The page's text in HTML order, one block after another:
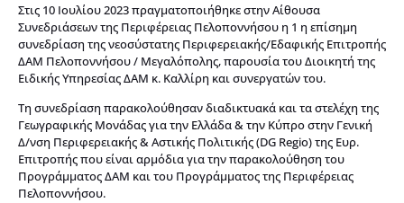
Στις 10 Ιουλίου 2023 πραγματοποιήθηκε στην Αίθουσα
Συνεδριάσεων της Περιφέρειας Πελοποννήσου η 1 η επίσημη
συνεδρίαση της νεοσύστατης Περιφερειακής/Εδαφικής Επιτροπής
ΔΑΜ Πελοποννήσου / Μεγαλόπολης, παρουσία του Διοικητή της
Ειδικής Υπηρεσίας ΔΑΜ κ. Καλλίρη και συνεργατών του.
Τη συνεδρίαση παρακολούθησαν διαδικτυακά και τα στελέχη της
Γεωγραφικής Μονάδας για την Ελλάδα & την Κύπρο στην Γενική
Δ/νση Περιφερειακής & Αστικής Πολιτικής (DG Regio) της Ευρ.
Επιτροπής που είναι αρμόδια για την παρακολούθηση του
Προγράμματος ΔΑΜ και του Προγράμματος της Περιφέρειας
Πελοποννήσου.